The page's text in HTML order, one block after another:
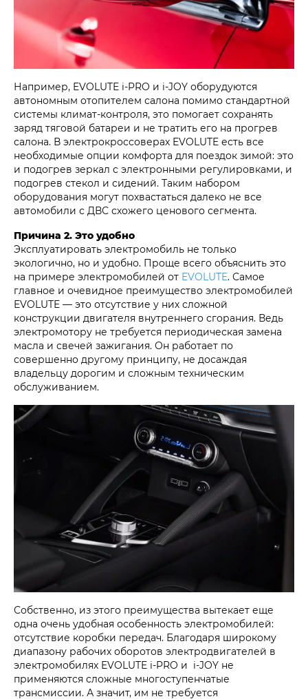
Например, EVOLUTE i‑PRO и i‑JOY оборудуются
автономным отопителем салона помимо стандартной
системы климат-контроля, это помогает сохранять
заряд тяговой батареи и не тратить его на прогрев
салона. В электрокроссоверах EVOLUTE есть все
необходимые опции комфорта для поездок зимой: это
и подогрев зеркал с электронными регулировками, и
подогрев стекол и сидений. Таким набором
оборудования могут похвастаться далеко не все
автомобили с ДВС схожего ценового сегмента.
Причина 2. Это удобно
Эксплуатировать электромобиль не только
экологично, но и удобно. Проще всего объяснить это
на примере электромобилей от EVOLUTE. Самое
главное и очевидное преимущество электромобилей
EVOLUTE — это отсутствие у них сложной
конструкции двигателя внутреннего сгорания. Ведь
электромотору не требуется периодическая замена
масла и свечей зажигания. Он работает по
совершенно другому принципу, не досаждая
владельцу дорогим и сложным техническим
обслуживанием.
Собственно, из этого преимущества вытекает еще
одна очень удобная особенность электромобилей:
отсутствие коробки передач. Благодаря широкому
диапазону рабочих оборотов электродвигателей в
электромобилях EVOLUTE i‑PRO и i‑JOY не
применяются сложные многоступенчатые
трансмиссии. А значит, им не требуется